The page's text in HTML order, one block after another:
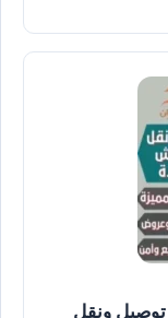
دباب نقل عفش بجدة 0553146298 توصيل ونقل